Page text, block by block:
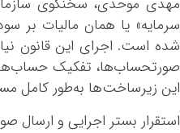
مهدی موحدی، سخنگوی سازمان
سرمایه» یا همان مالیات بر
شده است. اجرای این قانون
صورتحساب‌ها، تفکیک
این زیرساخت‌ها به‌طور کامل
استقرار بستر اجرایی و ارسال